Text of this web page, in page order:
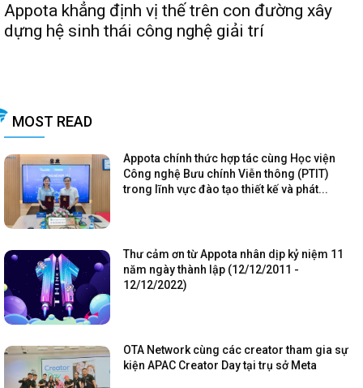
Appota khẳng định vị thế trên con đường xây
dựng hệ sinh thái công nghệ giải trí
MOST READ
Appota chính thức hợp tác cùng Học viện
Công nghệ Bưu chính Viễn thông (PTIT)
trong lĩnh vực đào tạo thiết kế và phát...
Thư cảm ơn từ Appota nhân dịp kỷ niệm 11
năm ngày thành lập (12/12/2011 -
12/12/2022)
OTA Network cùng các creator tham gia sự
kiện APAC Creator Day tại trụ sở Meta